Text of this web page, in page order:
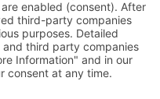
zaun
heizung
dekoration
dach
fußboden